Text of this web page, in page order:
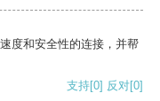
度和安全性的连接，并帮
支持[0] 反对[0]